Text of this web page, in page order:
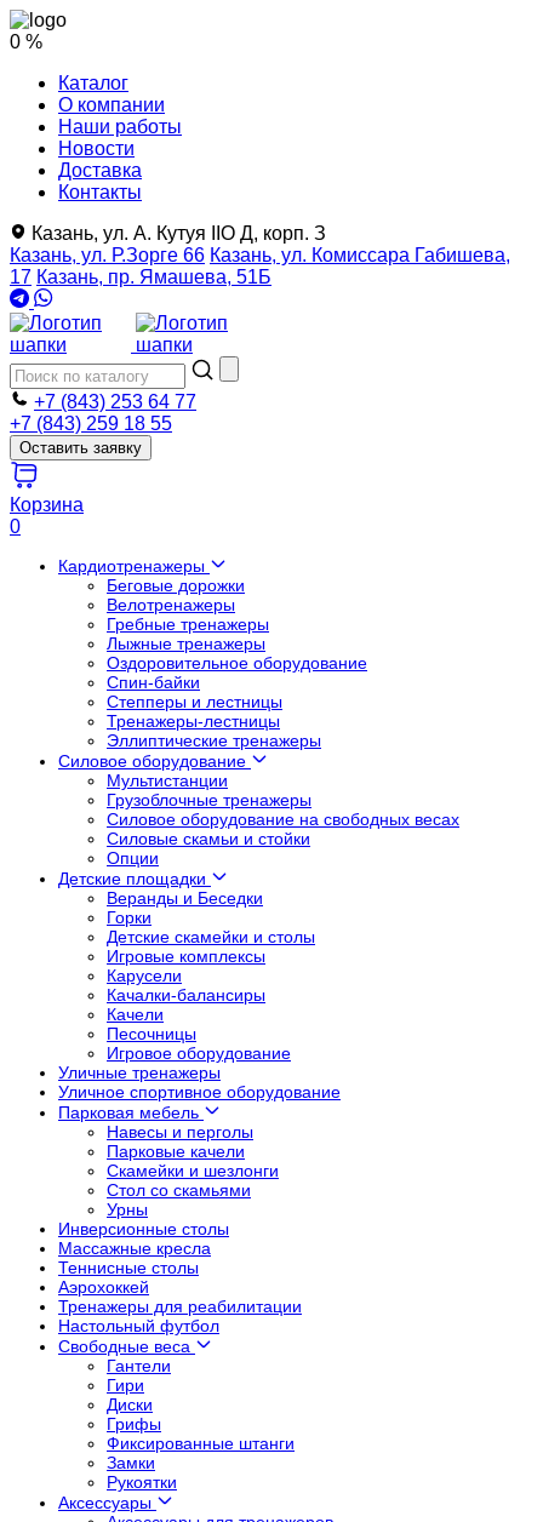
0 %
Каталог
О компании
Наши работы
Новости
Доставка
Контакты
Казань, ул. А. Кутуя IIO Д, корп. З
Казань, ул. Р.Зорге 66 Казань, ул. Комиссара Габишева,
17 Казань, пр. Ямашева, 51Б
+7 (843) 253 64 77
+7 (843) 259 18 55
Оставить заявку
Корзина
0
Кардиотренажеры
Беговые дорожки
Велотренажеры
Гребные тренажеры
Лыжные тренажеры
Оздоровительное оборудование
Спин-байки
Степперы и лестницы
Тренажеры-лестницы
Эллиптические тренажеры
Силовое оборудование
Мультистанции
Грузоблочные тренажеры
Силовое оборудование на свободных весах
Силовые скамьи и стойки
Опции
Детские площадки
Веранды и Беседки
Горки
Детские скамейки и столы
Игровые комплексы
Карусели
Качалки-балансиры
Качели
Песочницы
Игровое оборудование
Уличные тренажеры
Уличное спортивное оборудование
Парковая мебель
Навесы и перголы
Парковые качели
Скамейки и шезлонги
Стол со скамьями
Урны
Инверсионные столы
Массажные кресла
Теннисные столы
Аэрохоккей
Тренажеры для реабилитации
Настольный футбол
Свободные веса
Гантели
Гири
Диски
Грифы
Фиксированные штанги
Замки
Рукоятки
Аксессуары